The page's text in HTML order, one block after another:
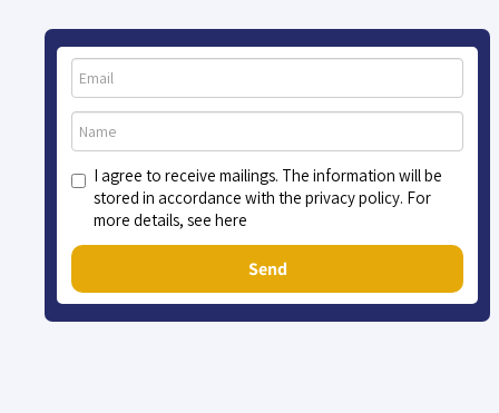
I agree to receive mailings. The information will be
stored in accordance with the privacy policy. For
more details, see here
Send